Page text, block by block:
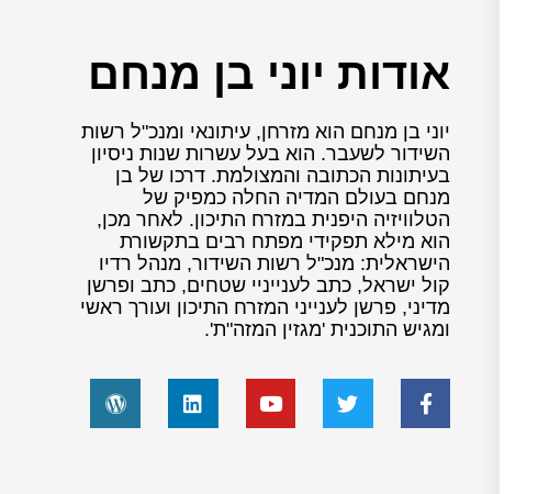
אודות יוני בן מנחם
יוני בן מנחם הוא מזרחן, עיתונאי ומנכ"ל רשות
השידור לשעבר. הוא בעל עשרות שנות ניסיון
בעיתונות הכתובה והמצולמת. דרכו של בן
מנחם בעולם המדיה החלה כמפיק של
הטלוויזיה היפנית במזרח התיכון. לאחר מכן,
הוא מילא תפקידי מפתח רבים בתקשורת
הישראלית: מנכ"ל רשות השידור, מנהל רדיו
קול ישראל, כתב לענייניי שטחים, כתב ופרשן
מדיני, פרשן לענייני המזרח התיכון ועורך ראשי
ומגיש התוכנית 'מגזין המזה"ת'.